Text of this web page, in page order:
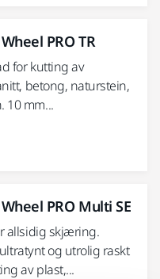
PRO TR
for kutting av
betong, naturstein,
10 mm...
PRO Multi SE
allsidig skjæring.
og utrolig raskt
av plast,...